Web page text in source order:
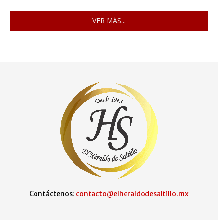
VER MÁS...
Contáctenos: contacto@elheraldodesaltillo.mx